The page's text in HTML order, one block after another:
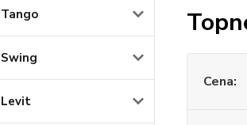
Levit
Cena: